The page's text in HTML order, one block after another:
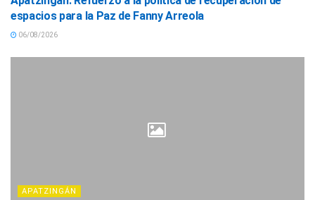
espacios para la Paz de Fanny Arreola
06/08/2026
APATZINGÁN